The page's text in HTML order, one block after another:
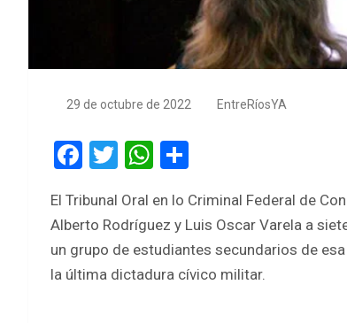
29 de octubre de 2022 EntreRíosYA
F
ce
b
o
T
tt
er
W
at
s
A
ar
e
El Tribunal Oral en lo Criminal Federal de
Alberto Rodríguez y Luis Oscar Varela a
un grupo de estudiantes secundarios de
la última dictadura cívico militar.